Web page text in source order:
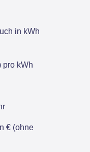
in kWh
pro kWh
€ (ohne